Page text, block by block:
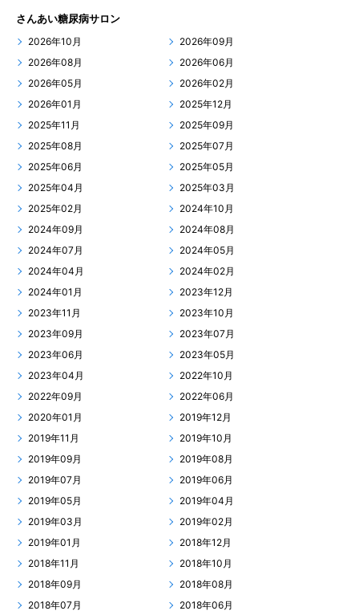
さんあい糖尿病サロン
2026年10月
2026年09月
2026年08月
2026年06月
2026年05月
2026年02月
2026年01月
2025年12月
2025年11月
2025年09月
2025年08月
2025年07月
2025年06月
2025年05月
2025年04月
2025年03月
2025年02月
2024年10月
2024年09月
2024年08月
2024年07月
2024年05月
2024年04月
2024年02月
2024年01月
2023年12月
2023年11月
2023年10月
2023年09月
2023年07月
2023年06月
2023年05月
2023年04月
2022年10月
2022年09月
2022年06月
2020年01月
2019年12月
2019年11月
2019年10月
2019年09月
2019年08月
2019年07月
2019年06月
2019年05月
2019年04月
2019年03月
2019年02月
2019年01月
2018年12月
2018年11月
2018年10月
2018年09月
2018年08月
2018年07月
2018年06月